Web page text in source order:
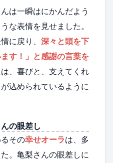
は一瞬はにかんだよう
な表情を見せました。
に戻り、 深々と頭を下
す！」と感謝の言葉を
、喜びと、支えてくれ
込められているように
の眼差し
その幸せオーラは、多
。亀梨さんの眼差しに